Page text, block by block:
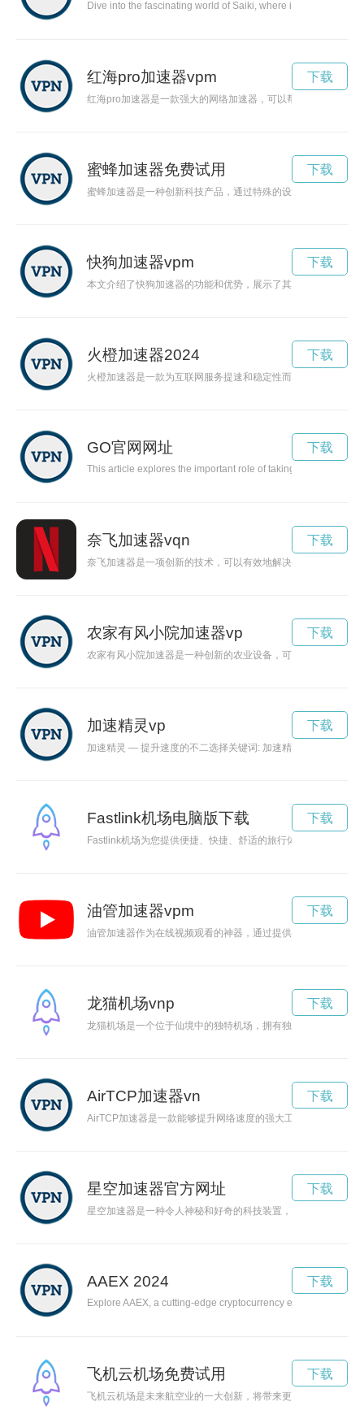
Dive into the fascinating world of Saiki, where individuals
红海pro加速器vpm
红海pro加速器是一款强大的网络加速器，可以帮助用户快速稳
下载
蜜蜂加速器免费试用
蜜蜂加速器是一种创新科技产品，通过特殊的设计和技术，可
下载
快狗加速器vpm
本文介绍了快狗加速器的功能和优势，展示了其在网络加速方
下载
火橙加速器2024
火橙加速器是一款为互联网服务提速和稳定性而设计的工具，
下载
GO官网网址
This article explores the important role of taking action in our
下载
奈飞加速器vqn
奈飞加速器是一项创新的技术，可以有效地解决奈飞视频加载
下载
农家有风小院加速器vp
农家有风小院加速器是一种创新的农业设备，可以提高农家小
下载
加速精灵vp
加速精灵 — 提升速度的不二选择关键词: 加速精灵，速度，优
下载
Fastlink机场电脑版下载
Fastlink机场为您提供便捷、快捷、舒适的旅行体验，让您的旅
下载
油管加速器vpm
油管加速器作为在线视频观看的神器，通过提供更快速、稳定
下载
龙猫机场vnp
龙猫机场是一个位于仙境中的独特机场，拥有独特的设计和令
下载
AirTCP加速器vn
AirTCP加速器是一款能够提升网络速度的强大工具，通过优化
下载
星空加速器官方网址
星空加速器是一种令人神秘和好奇的科技装置，能加速探索宇
下载
AAEX 2024
Explore AAEX, a cutting-edge cryptocurrency exchange
下载
飞机云机场免费试用
飞机云机场是未来航空业的一大创新，将带来更加便捷高效的空
下载